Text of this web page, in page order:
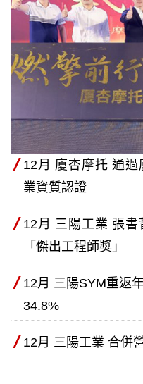
12月 廈杏摩托 通
業資質認證
12月 三陽工業 張
「傑出工程師獎」
12月 三陽SYM重返
34.8%
12月 三陽工業 合併